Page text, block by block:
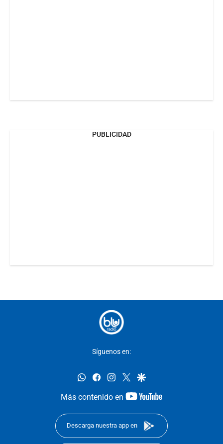
PUBLICIDAD
Síguenos en:
whatsappfacebookinstagram
twittergoogle
Más contenido en
youtube-
Descarga nuestra app en